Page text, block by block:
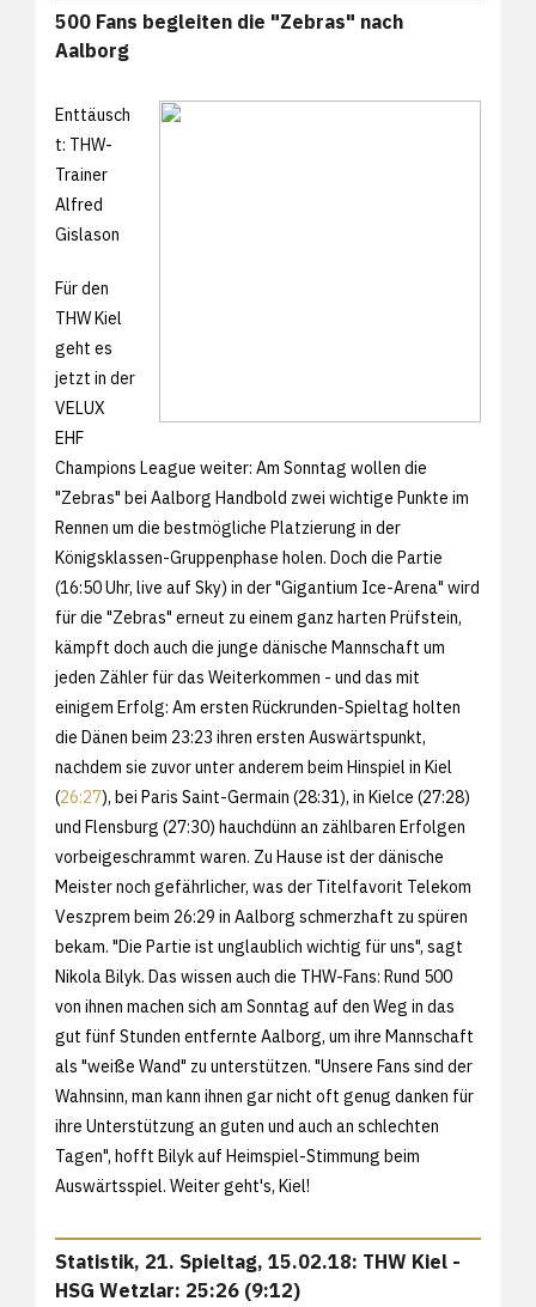
500 Fans begleiten die "Zebras" nach
Aalborg
Enttäusch
t: THW-
Trainer
Alfred
Gislason
Für den
THW Kiel
geht es
jetzt in der
VELUX
EHF
Champions League weiter: Am Sonntag wollen die
"Zebras" bei Aalborg Handbold zwei wichtige Punkte im
Rennen um die bestmögliche Platzierung in der
Königsklassen-Gruppenphase holen. Doch die Partie
(16:50 Uhr, live auf Sky) in der "Gigantium Ice-Arena" wird
für die "Zebras" erneut zu einem ganz harten Prüfstein,
kämpft doch auch die junge dänische Mannschaft um
jeden Zähler für das Weiterkommen - und das mit
einigem Erfolg: Am ersten Rückrunden-Spieltag holten
die Dänen beim 23:23 ihren ersten Auswärtspunkt,
nachdem sie zuvor unter anderem beim Hinspiel in Kiel
(26:27), bei Paris Saint-Germain (28:31), in Kielce (27:28)
und Flensburg (27:30) hauchdünn an zählbaren Erfolgen
vorbeigeschrammt waren. Zu Hause ist der dänische
Meister noch gefährlicher, was der Titelfavorit Telekom
Veszprem beim 26:29 in Aalborg schmerzhaft zu spüren
bekam. "Die Partie ist unglaublich wichtig für uns", sagt
Nikola Bilyk. Das wissen auch die THW-Fans: Rund 500
von ihnen machen sich am Sonntag auf den Weg in das
gut fünf Stunden entfernte Aalborg, um ihre Mannschaft
als "weiße Wand" zu unterstützen. "Unsere Fans sind der
Wahnsinn, man kann ihnen gar nicht oft genug danken für
ihre Unterstützung an guten und auch an schlechten
Tagen", hofft Bilyk auf Heimspiel-Stimmung beim
Auswärtsspiel. Weiter geht's, Kiel!
Statistik, 21. Spieltag, 15.02.18: THW Kiel -
HSG Wetzlar: 25:26 (9:12)